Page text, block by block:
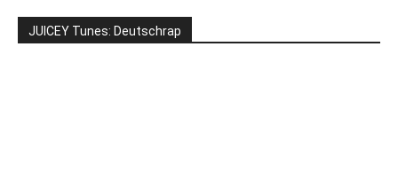
JUICEY Tunes: Deutschrap